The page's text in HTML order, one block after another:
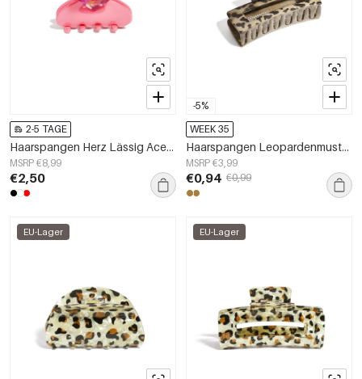
2-5 TAGE
Haarspangen Herz Lässig Acetat Valentinstag Zubehör
MSRP €8,99
€2,50
-5%
WEEK 35
Haarspangen Leopardenmuster Alltag Kunststoff Alltagszubehör
MSRP €3,99
€0,94 €0,99
EU-Lager EU-Lager